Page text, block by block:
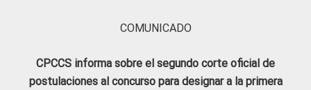
COMUNICADO
CPCCS informa sobre el segundo corte oficial de
postulaciones al concurso para designar a la primera